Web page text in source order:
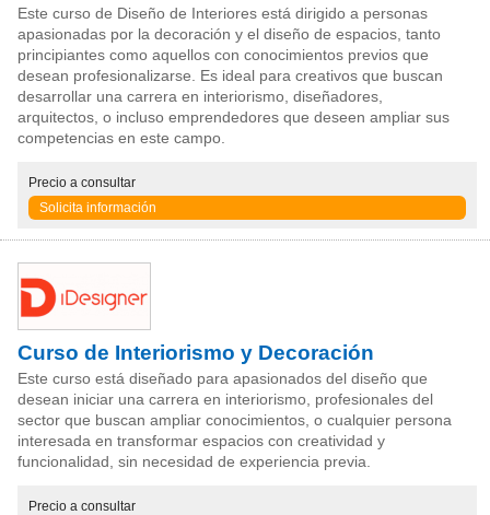
Este curso de Diseño de Interiores está dirigido a personas
apasionadas por la decoración y el diseño de espacios, tanto
principiantes como aquellos con conocimientos previos que
desean profesionalizarse. Es ideal para creativos que buscan
desarrollar una carrera en interiorismo, diseñadores,
arquitectos, o incluso emprendedores que deseen ampliar sus
competencias en este campo.
Precio a consultar
Solicita información
Curso de Interiorismo y Decoración
Este curso está diseñado para apasionados del diseño que
desean iniciar una carrera en interiorismo, profesionales del
sector que buscan ampliar conocimientos, o cualquier persona
interesada en transformar espacios con creatividad y
funcionalidad, sin necesidad de experiencia previa.
Precio a consultar